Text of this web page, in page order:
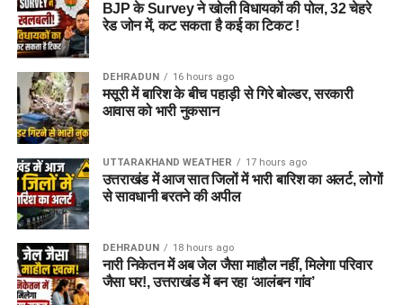
फिलहाल पुलिस ने मामला दर्ज कर जांच आगे बढ़ा दी है। अधिकारियों का
कहना है कि जांच के दौरान यदि अन्य पीड़ित सामने आते हैं तो उनके बयान
भी दर्ज किए जाएंगे और मामले के सभी पहलुओं की गहन पड़ताल की जाएगी।
FAQs (EX Ias Son Yashvardhan Arrested)
1. क्या देहरादून पुलिस ने पूर्व मुख्य सचिव के बेटे
को गिरफ्तार किया है ?
हां देहरादून पुलिस ने यशवर्धन नाम के युवक को गिरफ्तार किया है, जो
उत्तराखंड के पूर्व मुख्य सचिव और पूर्व आईएएस अधिकारी का बेटा बताया जा
रहा है।
2. आरोपी पर क्या आरोप हैं?
BJP के Survey ने खोली विधायकों की पोल, 32 चेहरे
रेड जोन में, कट सकता है कई का टिकट !
DEHRADUN 16 hours ago
मसूरी में बारिश के बीच पहाड़ी से गिरे बोल्डर, सरकारी
आवास को भारी नुकसान
UTTARAKHAND WEATHER 17 hours ago
उत्तराखंड में आज सात जिलों में भारी बारिश का अलर्ट, लोगों
से सावधानी बरतने की अपील
DEHRADUN 18 hours ago
नारी निकेतन में अब जेल जैसा माहौल नहीं, मिलेगा परिवार
जैसा घर!, उत्तराखंड में बन रहा ‘आलंबन गांव’